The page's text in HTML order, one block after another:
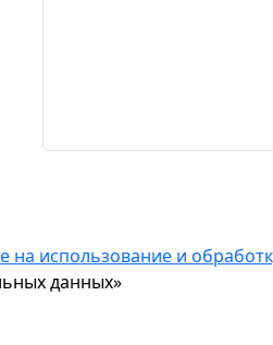
на использование и
данных»